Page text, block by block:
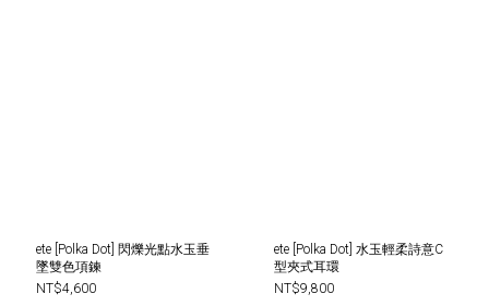
ete [Polka Dot] 閃爍光點水玉垂
墜雙色項鍊
NT$4,600
ete [Polka Dot] 水玉輕柔詩意C
型夾式耳環
NT$9,800